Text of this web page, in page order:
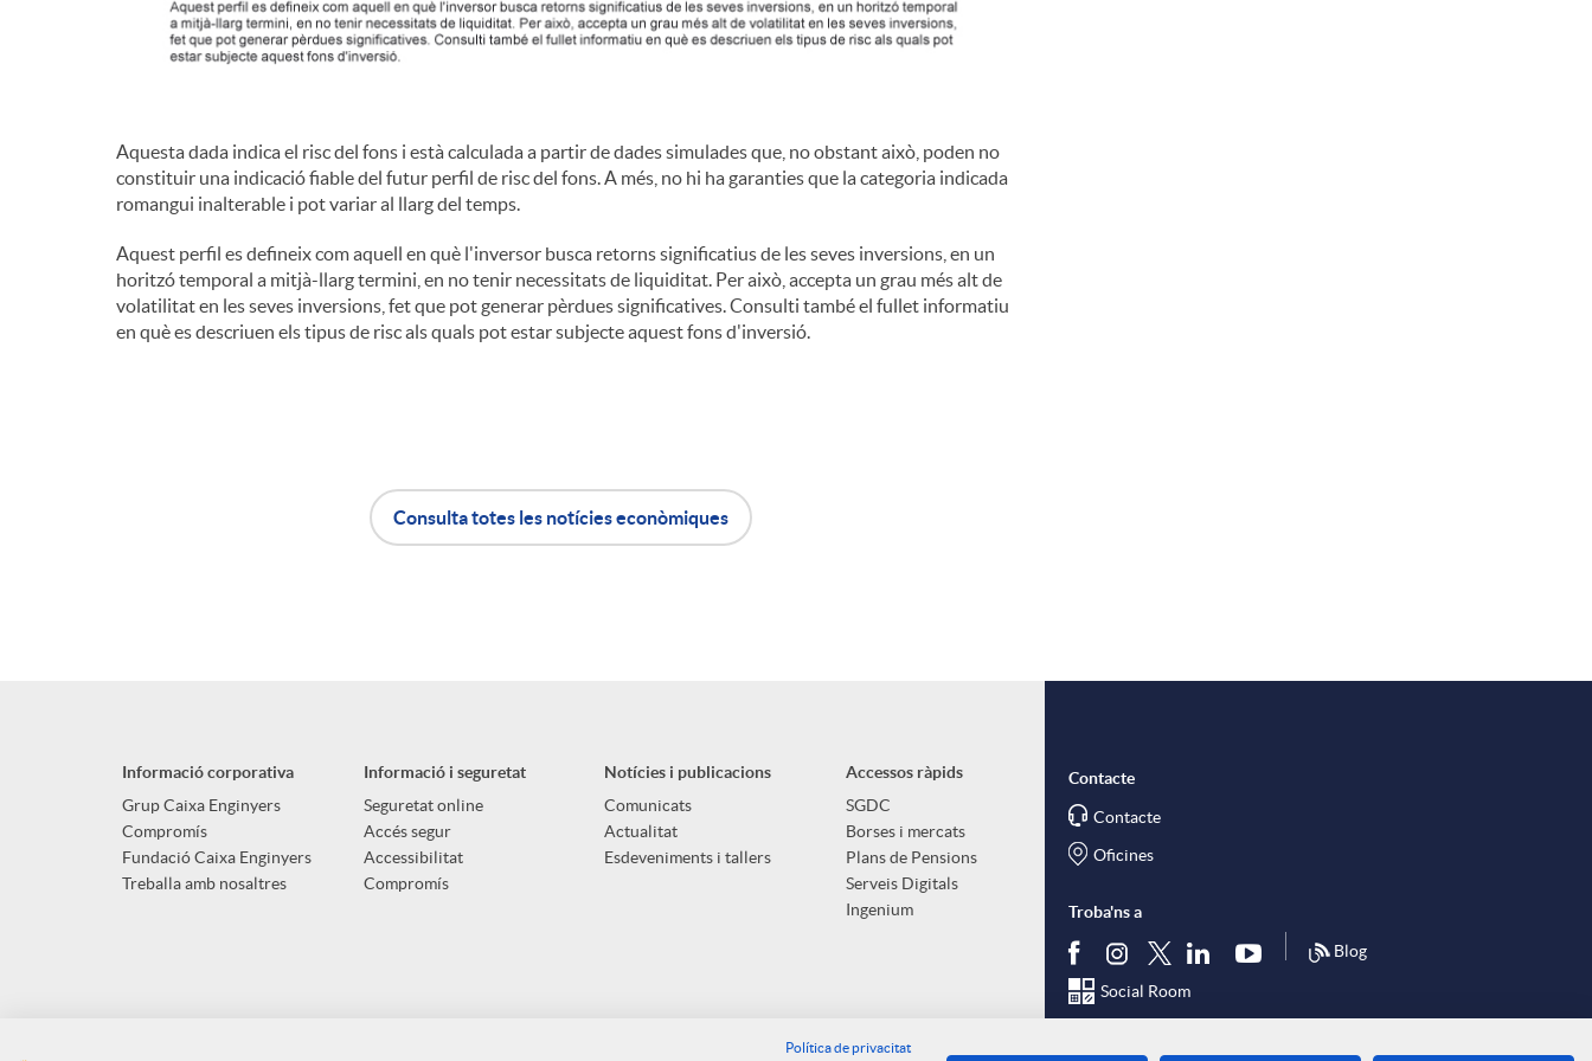
Aquesta dada indica el risc del fons i està calculada a partir de dades simulades que, no obstant això, poden no
constituir una indicació fiable del futur perfil de risc del fons. A més, no hi ha garanties que la categoria indicada
romangui inalterable i pot variar al llarg del temps.
Aquest perfil es defineix com aquell en què l'inversor busca retorns significatius de les seves inversions, en un
horitzó temporal a mitjà-llarg termini, en no tenir necessitats de liquiditat. Per això, accepta un grau més alt de
volatilitat en les seves inversions, fet que pot generar pèrdues significatives. Consulti també el fullet informatiu
en què es descriuen els tipus de risc als quals pot estar subjecte aquest fons d'inversió.
t
ó
n
Consulta totes les notícies econòmiques
Informació corporativa
Grup Caixa Enginyers
Compromís
Fundació Caixa Enginyers
Treballa amb nosaltres
Informació i seguretat
Seguretat online
Accés segur
Accessibilitat
Compromís
Notícies i publicacions
Comunicats
Actualitat
Esdeveniments i tallers
Accessos ràpids
SGDC
Borses i mercats
Plans de Pensions
Serveis Digitals
Ingenium
Contacte
Contacte
Oficines
Troba'ns a
Blog
Social Room
Política de privacitat